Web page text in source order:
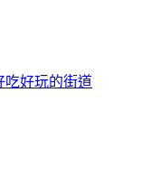
吃好玩的街道